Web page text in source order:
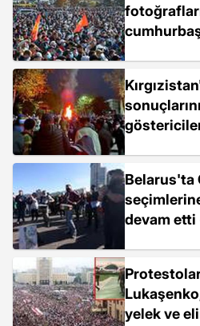
edildi
Belarus'ta
devam etti
yelek ve